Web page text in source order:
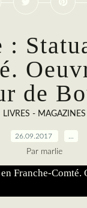
de
LIVRES - MAGAZINES
26.09.2017
Par marlie